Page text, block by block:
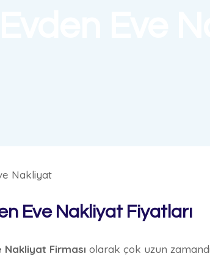
Eve Nakliyat Fiyatları
Nakliyat Firması olarak çok uzun